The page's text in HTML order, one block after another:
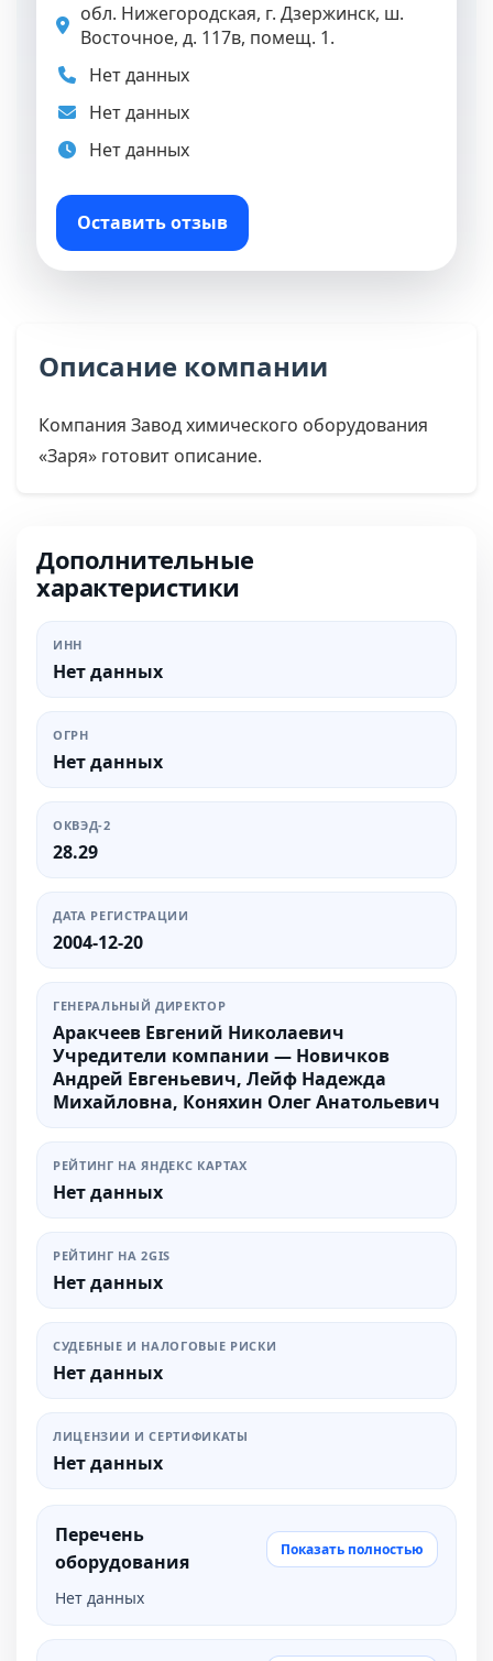
обл. Нижегородская, г. Дзержинск, ш.
Восточное, д. 117в, помещ. 1.
Нет данных
Нет данных
Нет данных
Оставить отзыв
Описание компании
Компания Завод химического оборудования
«Заря» готовит описание.
Дополнительные
характеристики
ИНН
Нет данных
ОГРН
Нет данных
ОКВЭД-2
28.29
ДАТА РЕГИСТРАЦИИ
2004-12-20
ГЕНЕРАЛЬНЫЙ ДИРЕКТОР
Аракчеев Евгений Николаевич
Учредители компании — Новичков
Андрей Евгеньевич, Лейф Надежда
Михайловна, Коняхин Олег Анатольевич
РЕЙТИНГ НА ЯНДЕКС КАРТАХ
Нет данных
РЕЙТИНГ НА 2GIS
Нет данных
СУДЕБНЫЕ И НАЛОГОВЫЕ РИСКИ
Нет данных
ЛИЦЕНЗИИ И СЕРТИФИКАТЫ
Нет данных
Перечень
оборудования
Показать полностью
Нет данных